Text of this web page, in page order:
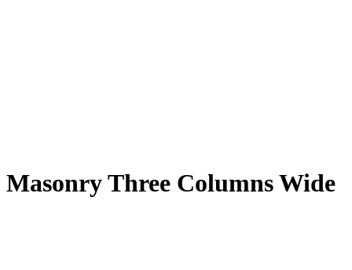
Masonry Three Columns Wide